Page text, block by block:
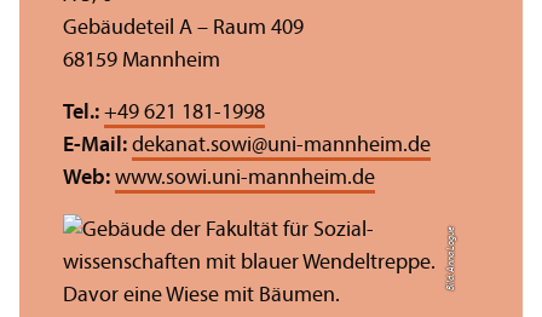
Bild: Anna Logue
Gebäudeteil A – Raum 409
68159 Mannheim
Tel.: +49 621 181-1998
E-Mail: dekanat.sowi@uni-mannheim.de
Web: www.sowi.uni-mannheim.de